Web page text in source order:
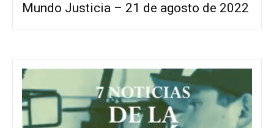
Mundo Justicia – 21 de agosto de 2022